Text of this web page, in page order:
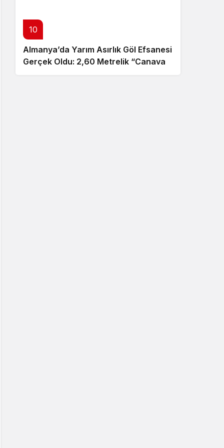
10
Almanya’da Yarım Asırlık Göl Efsanesi
Gerçek Oldu: 2,60 Metrelik “Canavar”